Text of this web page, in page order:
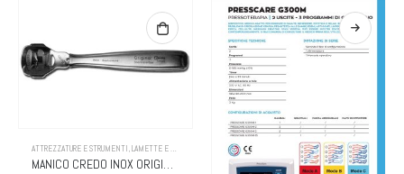
ATTREZZATURE E STRUMENTI , LAMETTE E MANICI
MANICO CREDO INOX ORIGINALE